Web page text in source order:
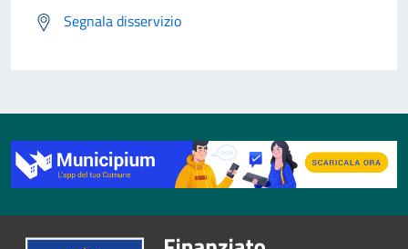
Segnala disservizio